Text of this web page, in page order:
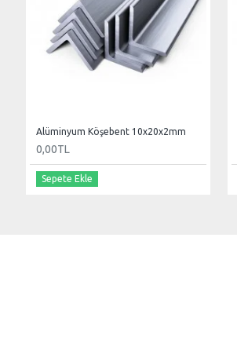
Alüminyum Köşebent 10x20x2mm
0,00TL
Sepete Ekle